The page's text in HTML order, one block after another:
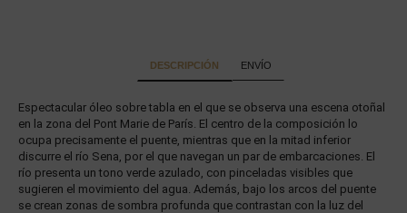
DESCRIPCIÓN ENVÍO
Espectacular óleo sobre tabla en el que se observa una escena otoñal
en la zona del Pont Marie de París. El centro de la composición lo
ocupa precisamente el puente, mientras que en la mitad inferior
discurre el río Sena, por el que navegan un par de embarcaciones. El
río presenta un tono verde azulado, con pinceladas visibles que
sugieren el movimiento del agua. Además, bajo los arcos del puente
se crean zonas de sombra profunda que contrastan con la luz del